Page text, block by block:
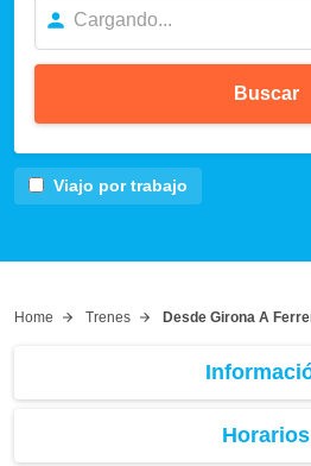
Buscar
Viajo por trabajo
Home Trenes Desde Girona A
Horarios